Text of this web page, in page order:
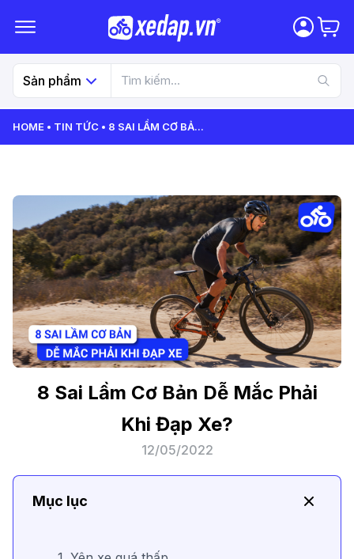
Sản phẩm
HOME TIN TỨC 8 SAI LẦM CƠ BẢ...
8 Sai Lầm Cơ Bản Dễ Mắc Phải
Khi Đạp Xe?
12/05/2022
Mục lục